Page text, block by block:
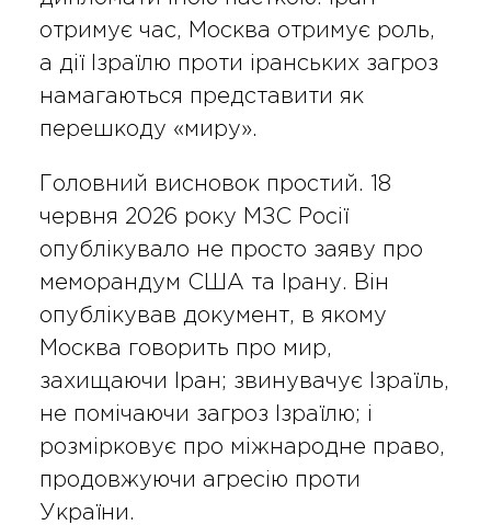
отримує час, Москва отримує роль,
а дії Ізраїлю проти іранських загроз
намагаються представити як
перешкоду «миру».
Головний висновок простий. 18
червня 2026 року МЗС Росії
опублікувало не просто заяву про
меморандум США та Ірану. Він
опублікував документ, в якому
Москва говорить про мир,
захищаючи Іран; звинувачує Ізраїль,
не помічаючи загроз Ізраїлю; і
розмірковує про міжнародне право,
продовжуючи агресію проти
України.